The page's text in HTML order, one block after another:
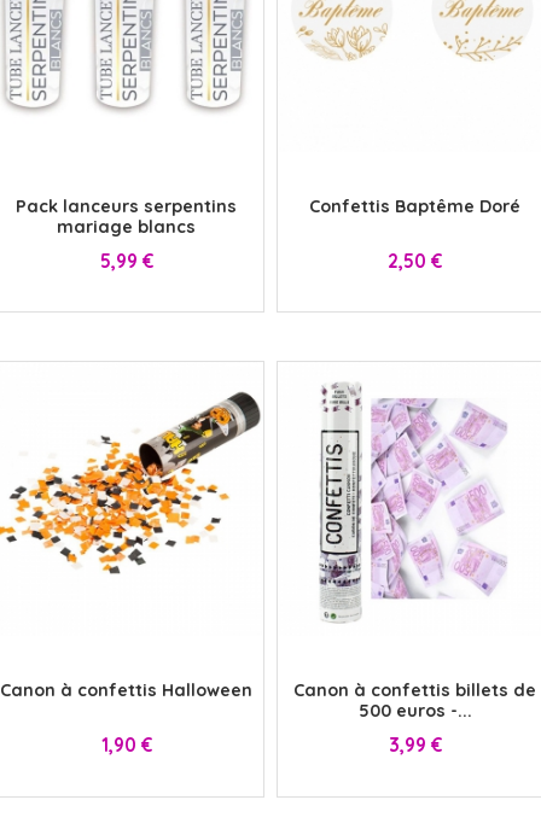
Pack lanceurs serpentins
mariage blancs
Prix
5,99 €
Confettis Baptême Doré
Prix
2,50 €
Canon à confettis Halloween
Prix
1,90 €
Canon à confettis billets de
500 euros -...
Prix
3,99 €